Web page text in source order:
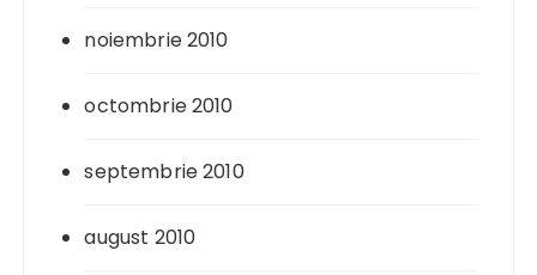
noiembrie 2010
octombrie 2010
septembrie 2010
august 2010